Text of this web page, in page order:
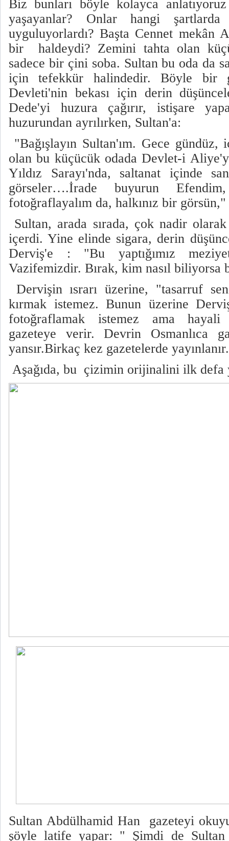
Biz bunları böyle kolayca
yaşayanlar? Onlar hangi
uyguluyorlardı? Başta Cennet mekân
bir haldeydi? Zemini tahta olan
sadece bir çini soba. Sultan bu oda da
için tefekkür halindedir. Böyle bir
Devleti'nin bekası için derin
Dede'yi huzura çağırır, istişare
huzurundan ayrılırken, Sultan'a:
"Bağışlayın Sultan'ım. Gece
olan bu küçücük odada Devlet-i
Yıldız Sarayı'nda, saltanat içinde
görseler….İrade buyurun
fotoğraflayalım da, halkınız bir
Sultan, arada sırada, çok nadir
içerdi. Yine elinde sigara, derin
Derviş'e : "Bu yaptığımız
Vazifemizdir. Bırak, kim nasıl
Dervişin ısrarı üzerine, "tasarruf
kırmak istemez. Bunun üzerine
fotoğraflamak istemez ama hayali
gazeteye verir. Devrin Osmanlıca
yansır.Birkaç kez gazetelerde yayınlanır.
Aşağıda, bu çizimin orijinalini ilk defa
Sultan Abdülhamid Han gazeteyi
şöyle latife yapar: " Şimdi de